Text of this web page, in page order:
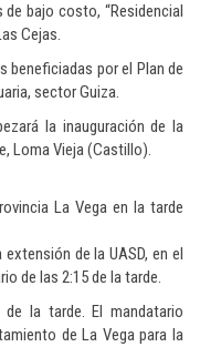
bajo costo, “Residencial
Cejas.
beneficiadas por el Plan de
sector Guiza.
la inauguración de la
Loma Vieja (Castillo).
La Vega en la tarde
de la UASD, en el
de las 2:15 de la tarde.
la tarde. El mandatario
de La Vega para la